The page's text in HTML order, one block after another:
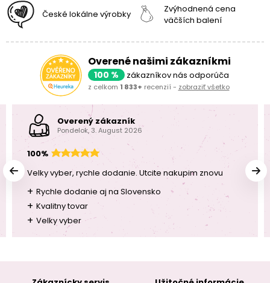
České lokálne výrobky
Zvýhodnená cena
väčších balení
Overené našimi zákazníkmi
100 % zákazníkov nás odporúča
z celkom 1 833+ recenzií - zobraziť všetko
Overený zákazník
Pondelok, 3. August 2026
100%
Velky vyber, rychle dodanie. Utcite nakupim znovu
+ Rychle dodanie aj na Slovensko
+ Kvalitny tovar
+ Velky vyber